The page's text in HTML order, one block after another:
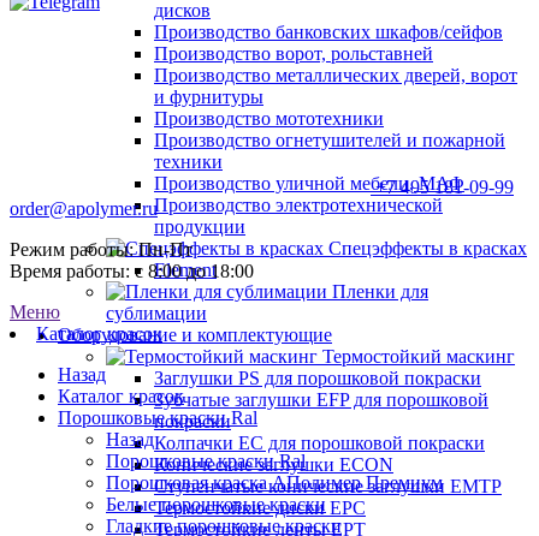
дисков
Производство банковских шкафов/сейфов
Производство ворот, рольставней
Производство металлических дверей, ворот
и фурнитуры
Производство мототехники
Производство огнетушителей и пожарной
техники
Производство уличной мебели, МАФ
Производство электротехнической
продукции
Спецэффекты в красках
Element
Пленки для
сублимации
Оборудование и комплектующие
Термостойкий маскинг
Заглушки PS для порошковой покраски
Зубчатые заглушки EFP для порошковой
покраски
Колпачки ЕС для порошковой покраски
Конические заглушки ECON
Ступенчатые конические заглушки EMTP
Термостойкие диски EPC
Термостойкие ленты EPT
+7 495 181-09-99
order@apolymer.ru
Режим работы: Пн-Пт
Время работы: с 8:00 до 18:00
Меню
Каталог красок
Назад
Каталог красок
Порошковые краски Ral
Назад
Порошковые краски Ral
Порошковая краска АПолимер Премиум
Белые порошковые краски
Гладкие порошковые краски